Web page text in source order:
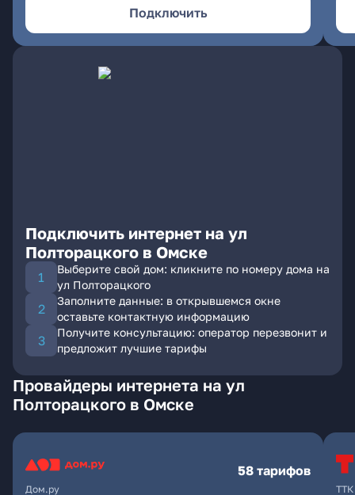
Подключить
Подключить интернет на ул
Полторацкого в Омске
Выберите свой дом: кликните по номеру дома на
ул Полторацкого
Заполните данные: в открывшемся окне
оставьте контактную информацию
Получите консультацию: оператор перезвонит и
предложит лучшие тарифы
Провайдеры интернета на ул
Полторацкого в Омске
Дом.ру
58 тарифов
ТТК